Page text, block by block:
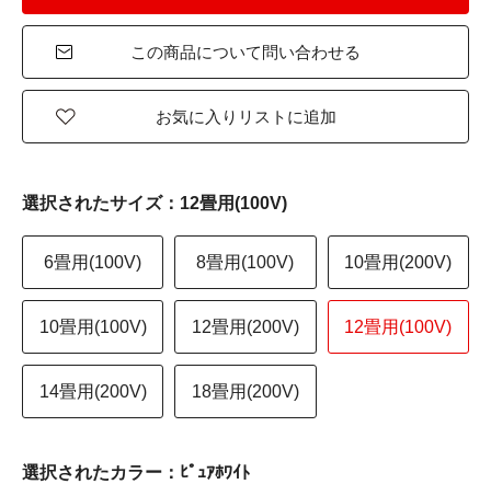
この商品について問い合わせる
お気に入りリストに追加
選択されたサイズ：12畳用(100V)
6畳用(100V) 8畳用(100V) 10畳用(200V)
10畳用(100V) 12畳用(200V) 12畳用(100V)
14畳用(200V) 18畳用(200V)
選択されたカラー：ﾋﾟｭｱﾎﾜｲﾄ